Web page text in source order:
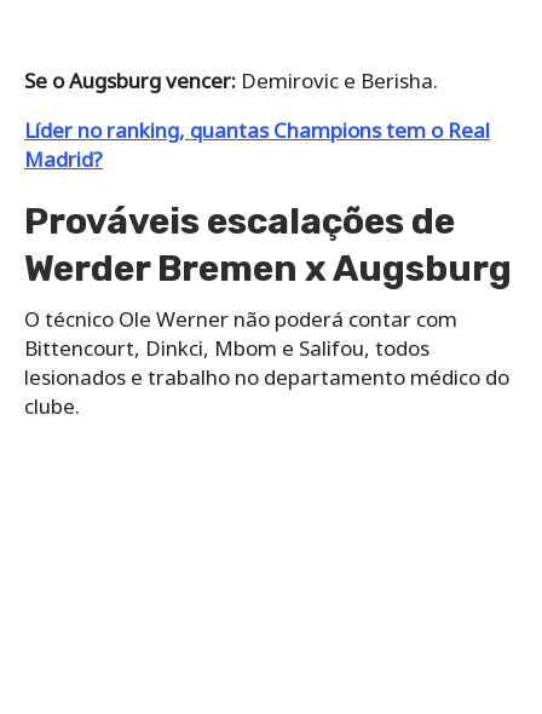
Se o Augsburg vencer: Demirovic e Berisha.
Líder no ranking, quantas Champions tem o Real
Madrid?
Prováveis escalações de
Werder Bremen x Augsburg
O técnico Ole Werner não poderá contar com
Bittencourt, Dinkci, Mbom e Salifou, todos
lesionados e trabalho no departamento médico do
clube.